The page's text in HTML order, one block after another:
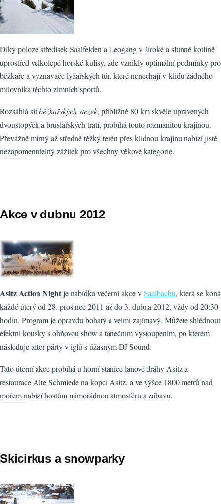
Díky poloze středisek Saalfelden a Leogang v široké a slunné kotlině
uprostřed velkolepé horské kulisy, zde vznikly optimální podmínky pro
běžkaře a vyznavače lyžařských túr, které nenechají v klidu žádného
milovníka těchto zimních sportů.
Rozsáhlá síťběžkařských stezek, přibližně 80 km skvěle upravených
dvoustopých a bruslařských tratí, probíhá touto rozmanitou krajinou.
Převážně mírný až středně těžký terén přes klidnou krajinu nabízí jistě
nezapomenutelný zážitek pro všechny věkové kategorie.
Akce v dubnu 2012
Asitz Action Nightje nabídka večerní akce vSaalbachu, která se koná
každé úterý od 28. prosince 2011 až do 3. dubna 2012, vždy od 20:30
hodin. Program je opravdu bohatý a velmi zajímavý. Můžete shlédnout
efektní kousky s ohňovou show a tanečním vystoupením, po kterém
následuje after párty v iglú s úžasným DJ Sound.
Tato úterní akce probíhá u horní stanice lanové dráhy Asitz a
restaurace Alte Schmiede na kopci Asitz, a ve výšce 1800 metrů nad
mořem nabízí hostům mimořádnou atmosféru a zábavu.
Skicirkus a snowparky